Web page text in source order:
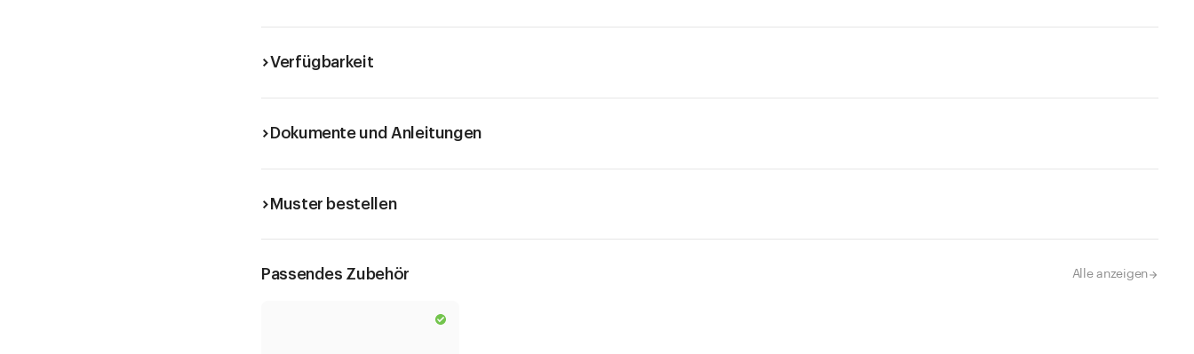
Verfügbarkeit
Dokumente und Anleitungen
Muster bestellen
Passendes Zubehör Alle anzeigen